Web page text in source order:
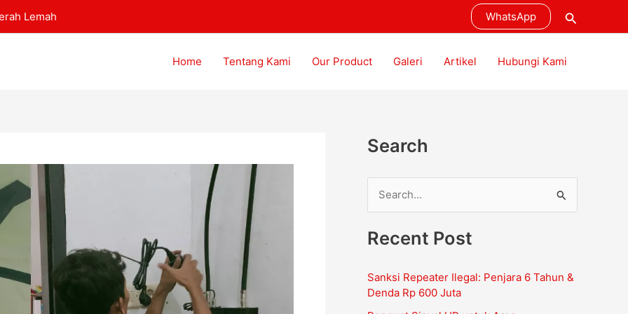
Lemah WhatsApp Cari
Home Tentang Kami Our Product Galeri Artikel Hubungi Kami
Search
u
Recent Post
Sanksi Repeater Ilegal: Penjara 6 Tahun &
Denda Rp 600 Juta